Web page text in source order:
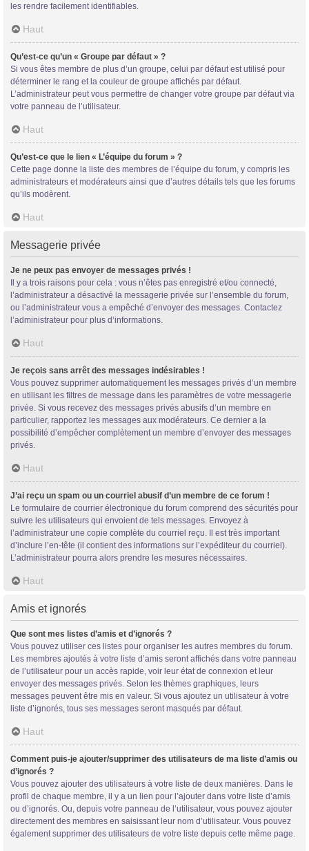
les rendre facilement identifiables.
Haut
Qu’est-ce qu’un « Groupe par défaut » ?
Si vous êtes membre de plus d’un groupe, celui par défaut est utilisé pour
déterminer le rang et la couleur de groupe affichés par défaut.
L’administrateur peut vous permettre de changer votre groupe par défaut via
votre panneau de l’utilisateur.
Haut
Qu’est-ce que le lien « L’équipe du forum » ?
Cette page donne la liste des membres de l’équipe du forum, y compris les
administrateurs et modérateurs ainsi que d’autres détails tels que les forums
qu’ils modèrent.
Haut
Messagerie privée
Je ne peux pas envoyer de messages privés !
Il y a trois raisons pour cela : vous n’êtes pas enregistré et/ou connecté,
l’administrateur a désactivé la messagerie privée sur l’ensemble du forum,
ou l’administrateur vous a empêché d’envoyer des messages. Contactez
l’administrateur pour plus d’informations.
Haut
Je reçois sans arrêt des messages indésirables !
Vous pouvez supprimer automatiquement les messages privés d’un membre
en utilisant les filtres de message dans les paramètres de votre messagerie
privée. Si vous recevez des messages privés abusifs d’un membre en
particulier, rapportez les messages aux modérateurs. Ce dernier a la
possibilité d’empêcher complètement un membre d’envoyer des messages
privés.
Haut
J’ai reçu un spam ou un courriel abusif d’un membre de ce forum !
Le formulaire de courrier électronique du forum comprend des sécurités pour
suivre les utilisateurs qui envoient de tels messages. Envoyez à
l’administrateur une copie complète du courriel reçu. Il est très important
d’inclure l’en-tête (il contient des informations sur l’expéditeur du courriel).
L’administrateur pourra alors prendre les mesures nécessaires.
Haut
Amis et ignorés
Que sont mes listes d’amis et d’ignorés ?
Vous pouvez utiliser ces listes pour organiser les autres membres du forum.
Les membres ajoutés à votre liste d’amis seront affichés dans votre panneau
de l’utilisateur pour un accès rapide, voir leur état de connexion et leur
envoyer des messages privés. Selon les thèmes graphiques, leurs
messages peuvent être mis en valeur. Si vous ajoutez un utilisateur à votre
liste d’ignorés, tous ses messages seront masqués par défaut.
Haut
Comment puis-je ajouter/supprimer des utilisateurs de ma liste d’amis ou
d’ignorés ?
Vous pouvez ajouter des utilisateurs à votre liste de deux manières. Dans le
profil de chaque membre, il y a un lien pour l’ajouter dans votre liste d’amis
ou d’ignorés. Ou, depuis votre panneau de l’utilisateur, vous pouvez ajouter
directement des membres en saisissant leur nom d’utilisateur. Vous pouvez
également supprimer des utilisateurs de votre liste depuis cette même page.